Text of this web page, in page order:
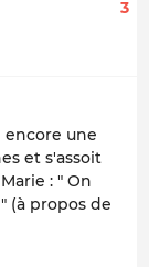
3
encore une
et s'assoit
: " On
(à propos de